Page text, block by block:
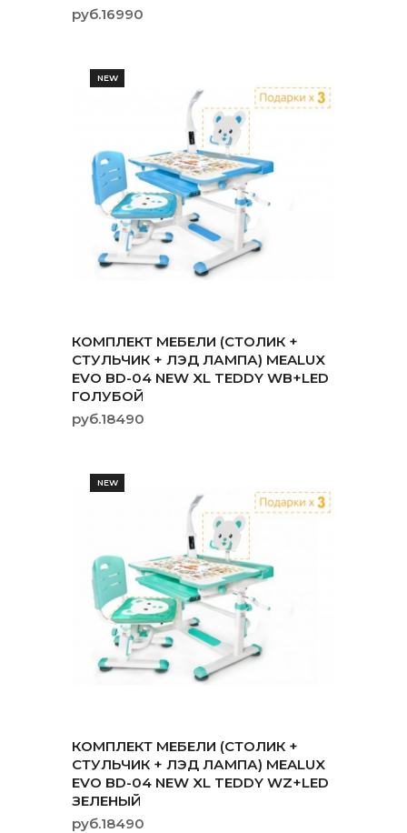
руб.16990
NEW
КОМПЛЕКТ МЕБЕЛИ (СТОЛИК +
СТУЛЬЧИК + ЛЭД ЛАМПА) MEALUX
EVO BD-04 NEW XL TEDDY WB+LED
ГОЛУБОЙ
руб.18490
NEW
КОМПЛЕКТ МЕБЕЛИ (СТОЛИК +
СТУЛЬЧИК + ЛЭД ЛАМПА) MEALUX
EVO BD-04 NEW XL TEDDY WZ+LED
ЗЕЛЕНЫЙ
руб.18490